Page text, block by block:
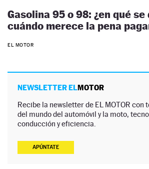
Gasolina 95 o 98: ¿en qué
cuándo merece la pena
EL MOTOR
NEWSLETTER ELMOTOR
Recibe la newsletter de EL MOTOR con
del mundo del automóvil y la moto,
conducción y eficiencia.
APÚNTATE